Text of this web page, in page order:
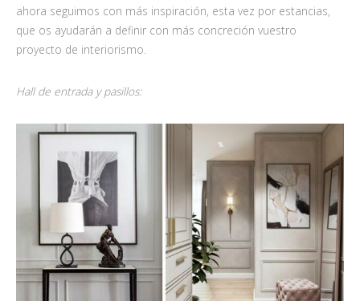
ahora seguimos con más inspiración, esta vez por estancias,
que os ayudarán a definir con más concreción vuestro
proyecto de interiorismo.
Hall de entrada y pasillos: